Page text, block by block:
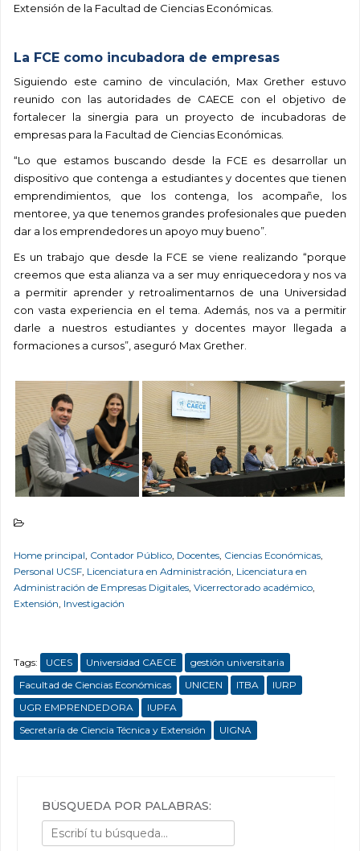
Extensión de la Facultad de Ciencias Económicas.
La FCE como incubadora de empresas
Siguiendo este camino de vinculación, Max Grether estuvo
reunido con las autoridades de CAECE con el objetivo de
fortalecer la sinergia para un proyecto de incubadoras de
empresas para la Facultad de Ciencias Económicas.
“Lo que estamos buscando desde la FCE es desarrollar un
dispositivo que contenga a estudiantes y docentes que tienen
emprendimientos, que los contenga, los acompañe, los
mentoree, ya que tenemos grandes profesionales que pueden
dar a los emprendedores un apoyo muy bueno”.
Es un trabajo que desde la FCE se viene realizando “porque
creemos que esta alianza va a ser muy enriquecedora y nos va
a permitir aprender y retroalimentarnos de una Universidad
con vasta experiencia en el tema. Además, nos va a permitir
darle a nuestros estudiantes y docentes mayor llegada a
formaciones a cursos”, aseguró Max Grether.
Home principal Contador Público Docentes Ciencias Económicas
Personal UCSF Licenciatura en Administración Licenciatura en
Administración de Empresas Digitales Vicerrectorado académico
Extensión Investigación
Tags: UCES Universidad CAECE
gestión universitaria
Facultad de Ciencias Económicas
UNICEN ITBA
IURP
UGR EMPRENDEDORA
IUPFA
Secretaría de Ciencia Técnica y Extensión
UIGNA
BÚSQUEDA POR PALABRAS: